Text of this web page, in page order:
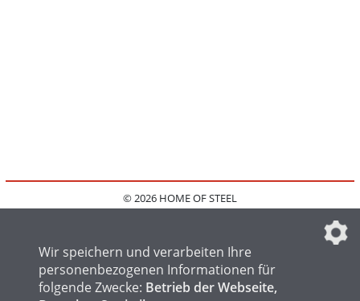
© 2026 HOME OF STEEL
IMPRESSUM
FAQ
DATENSCHUTZEINSTELLUNGEN
Wir speichern und verarbeiten Ihre
personenbezogenen Informationen für
folgende Zwecke: Betrieb der Webseite,